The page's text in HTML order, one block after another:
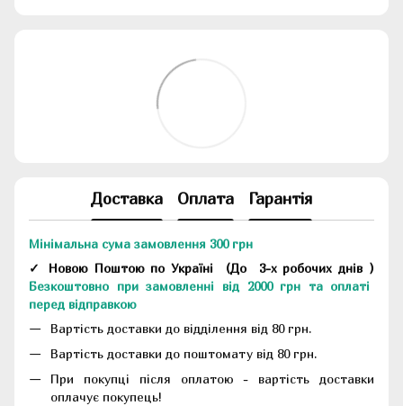
Доставка Оплата Гарантія
Мінімальна сума замовлення 300 грн
✓ Новою Поштою по Україні (До 3-х робочих днів )
Безкоштовно при замовленні від 2000 грн та оплаті
перед відправкою
Вартість доставки до відділення від 80 грн.
Вартість доставки до поштомату від 80 грн.
При покупці після оплатою - вартість доставки
оплачує покупець!